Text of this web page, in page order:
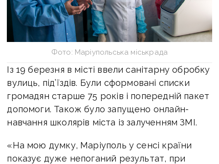
Фото: Маріупольська міськрада
Із 19 березня в місті ввели санітарну обробку
вулиць, під’їздів. Були сформовані списки
громадян старше 75 років і попередній пакет
допомоги. Також було запущено онлайн-
навчання школярів міста із залученням ЗМІ.
«На мою думку, Маріуполь у сенсі країни
показує дуже непоганий результат, при